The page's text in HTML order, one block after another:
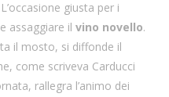
L’occasione giusta per i
assaggiare il vino novello.
il mosto, si diffonde il
come scriveva Carducci
rallegra l’animo dei